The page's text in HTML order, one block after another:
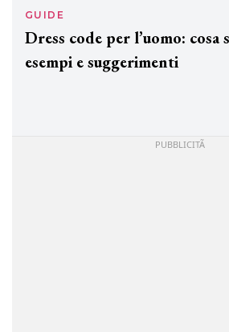
GUIDE
Dress code per l’uomo: cosa
esempi e suggerimenti